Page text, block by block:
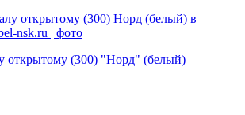
открытому (300) "Норд" (белый)